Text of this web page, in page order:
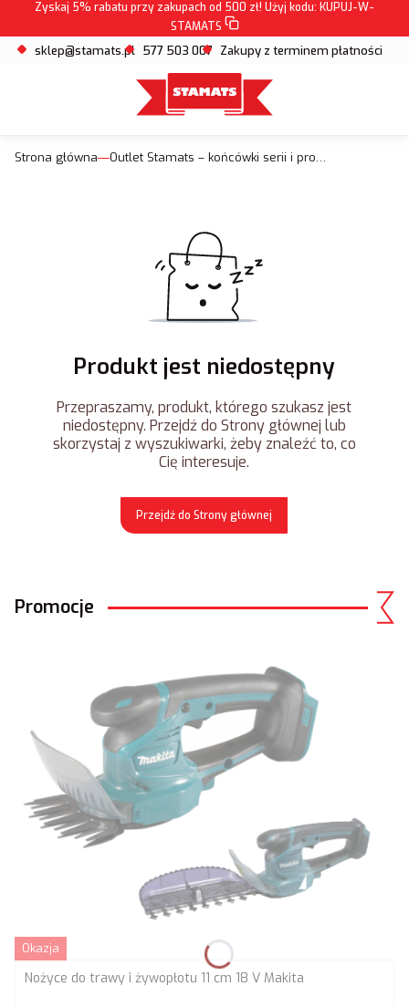
Zyskaj 5% rabatu przy zakupach od 500 zł! Użyj kodu: KUPUJ-W-
STAMATS
sklep@stamats.pl 577 503 007 Zakupy z terminem płatności
Strona główna Outlet Stamats – końcówki serii i produkty z wyprzedaży
Produkt jest niedostępny
Przepraszamy, produkt, którego szukasz jest
niedostępny. Przejdź do Strony głównej lub
skorzystaj z wyszukiwarki, żeby znaleźć to, co
Cię interesuje.
Przejdź do Strony głównej
Promocje
Okazja
Nożyce do trawy i żywopłotu 11 cm 18 V Makita